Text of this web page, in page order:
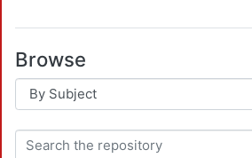
Browse